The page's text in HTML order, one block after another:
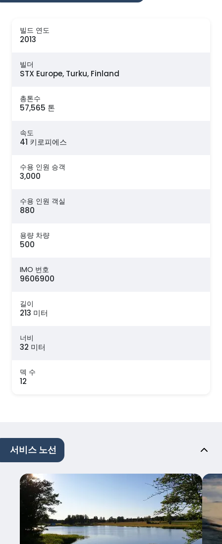
빌드 연도
2013
빌더
STX Europe, Turku, Finland
총톤수
57,565 톤
속도
41 키로피에스
수용 인원 승객
3,000
수용 인원 객실
880
용량 차량
500
IMO 번호
9606900
길이
213 미터
너비
32 미터
덱 수
12
서비스 노선